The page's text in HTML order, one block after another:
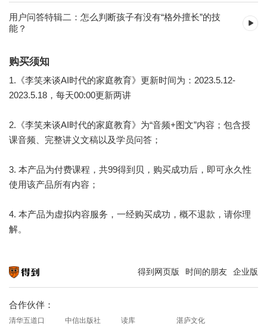
用户问答特辑二：怎么判断孩子有没有“格外擅长”的技
能？
购买须知
1.《李笑来谈AI时代的家庭教育》更新时间为：2023.5.12-
2023.5.18，每天00:00更新两讲
2.《李笑来谈AI时代的家庭教育》为“音频+图文”内容；包含授
课音频、完整讲义文稿以及学员问答；
3. 本产品为付费课程，共99得到贝，购买成功后，即可永久性
使用该产品所有内容；
4. 本产品为虚拟内容服务，一经购买成功，概不退款，请你理
解。
得到网页版 时间的朋友 企业版
合作伙伴：
清华五道口 中信出版社 读库
湛庐文化